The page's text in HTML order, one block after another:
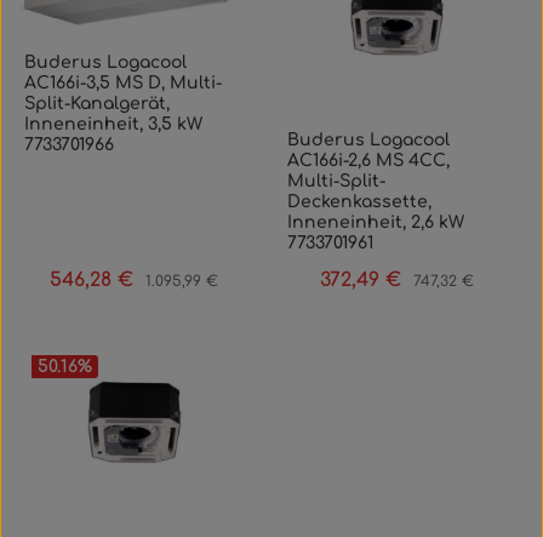
Buderus Logacool
AC166i-3,5 MS D, Multi-
Split-Kanalgerät,
Inneneinheit, 3,5 kW
7733701966
Verkaufspreis:
546,28 € Regulärer Preis:
1.095,99 €
Buderus Logacool
AC166i-2,6 MS 4CC,
Multi-Split-
Deckenkassette,
Inneneinheit, 2,6 kW
7733701961
Verkaufspreis:
372,49 € Regulärer Preis:
747,32 €
50.16%